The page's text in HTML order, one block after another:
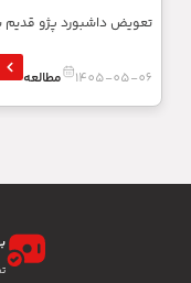
تعویض داشبورد پژو قدیم
1405-05-06 مطالعه